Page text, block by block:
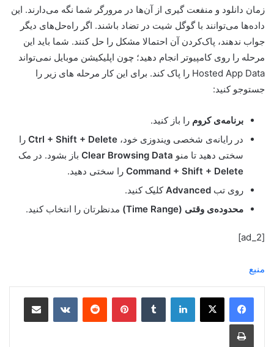
زمان دانلود و منفعت گیری از آن‌ها در مرورگر شما نگه می‌دارند. این
داده‌ها می‌توانند با گوگل شیت در تضاد باشند. اگر راه‌حل‌های دیگر
جواب ندهند، پاک‌کردن آن احتمالا مشکل را حل کنند. شما باید این
مرحله را روی کامپیوتر انجام دهید؛ چون اپلیکیشن موبایل نمی‌تواند
Hosted App Data را پاک کند. برای این کار مرحله های زیر را
جستوجو کنید:
برنامه‌ی ‌کروم را باز کنید.
در رایانه‌ی شخصی ویندوزی خود، Ctrl + Shift + Delete را
سختی دهید تا منو
باز بشود. در مک
Command + Shift + Delete را سختی دهید.
روی تب Advanced کلیک کنید.
محدوده‌ی وقتی (Time Range)
مدنظرتان را انتخاب کنید.
[ad_2]
منبع